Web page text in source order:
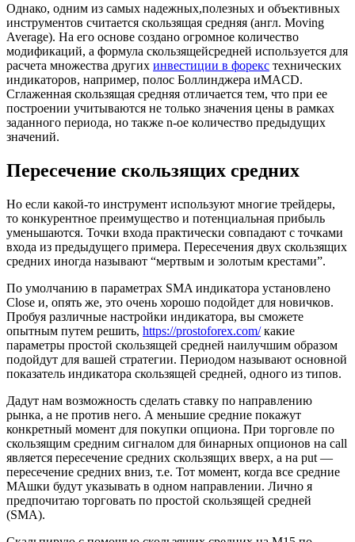
Однако, одним из самых надежных,полезных и объективных
инструментов считается скользящая средняя (англ. Moving
Average). На его основе создано огромное количество
модификаций, а формула скользящейсредней используется для
расчета множества других инвестиции в форекс технических
индикаторов, например, полос Боллинджера иMACD.
Сглаженная скользящая средняя отличается тем, что при ее
построении учитываются не только значения цены в рамках
заданного периода, но также n-ое количество предыдущих
значений.
Пересечение скользящих средних
Но если какой-то инструмент используют многие трейдеры,
то конкурентное преимущество и потенциальная прибыль
уменьшаются. Точки входа практически совпадают с точками
входа из предыдущего примера. Пересечения двух скользящих
средних иногда называют “мертвым и золотым крестами”.
По умолчанию в параметрах SMA индикатора установлено
Close и, опять же, это очень хорошо подойдет для новичков.
Пробуя различные настройки индикатора, вы сможете
опытным путем решить, https://prostoforex.com/какие
параметры простой скользящей средней наилучшим образом
подойдут для вашей стратегии. Периодом называют основной
показатель индикатора скользящей средней, одного из типов.
Дадут нам возможность сделать ставку по направлению
рынка, а не против него. А меньшие средние покажут
конкретный момент для покупки опциона. При торговле по
скользящим средним сигналом для бинарных опционов на call
является пересечение средних скользящих вверх, а на put —
пересечение средних вниз, т.е. Тот момент, когда все средние
МАшки будут указывать в одном направлении. Лично я
предпочитаю торговать по простой скользящей средней
(SMA).